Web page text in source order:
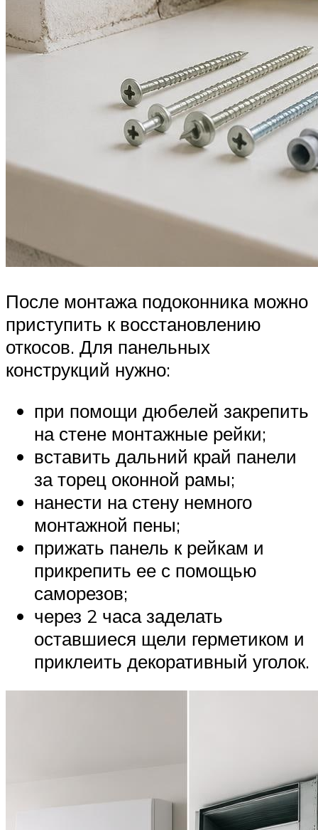
После монтажа подоконника можно
приступить к восстановлению
откосов. Для панельных
конструкций нужно:
при помощи дюбелей закрепить
на стене монтажные рейки;
вставить дальний край панели
за торец оконной рамы;
нанести на стену немного
монтажной пены;
прижать панель к рейкам и
прикрепить ее с помощью
саморезов;
через 2 часа заделать
оставшиеся щели герметиком и
приклеить декоративный уголок.